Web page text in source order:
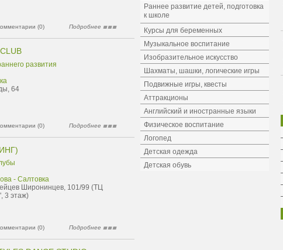
(0) Подробнее
развития
64
(0) Подробнее
- Салтовка
Широнинцев, 101/99 (ТЦ
3 этаж)
(0) Подробнее
Раннее развитие детей, подготовка
к школе
Курсы для беременных
Музыкальное воспитание
Изобразительное искусство
Шахматы, шашки, логические игры
Подвижные игры, квесты
Аттракционы
Английский и иностранные языки
Физическое воспитание
Логопед
Детская одежда
Детская обувь